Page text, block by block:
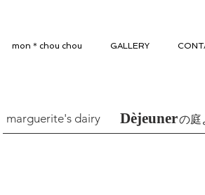
mon＊chou chou GALLERY
marguerite's dairy Dèjeunerの庭